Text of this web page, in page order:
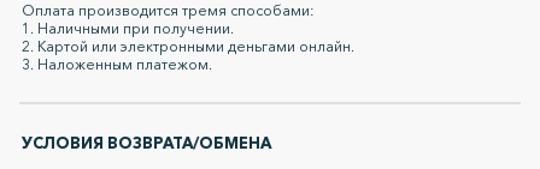
Оплата производится тремя способами:
1. Наличными при получении.
2. Картой или электронными деньгами онлайн.
3. Наложенным платежом.
УСЛОВИЯ ВОЗВРАТА/ОБМЕНА